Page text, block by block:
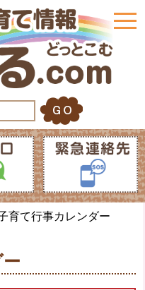
育て行事カレンダー